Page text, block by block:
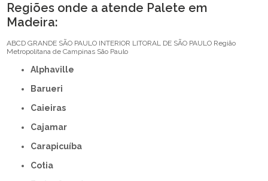
Regiões onde a atende Palete em
Madeira:
ABCD GRANDE SÃO PAULO INTERIOR LITORAL DE SÃO PAULO Região
Metropolitana de Campinas São Paulo
Alphaville
Barueri
Caieiras
Cajamar
Carapicuíba
Cotia